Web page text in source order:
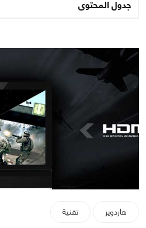
جدول المحتوى
هاردوير تقنية